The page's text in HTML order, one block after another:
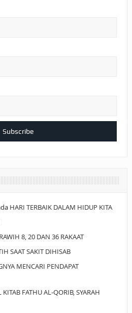
HARI TERBAIK DALAM HIDUP KITA
8, 20 DAN 36 RAKAAT
SAAT SAKIT DIHISAB
MENCARI PENDAPAT
FATHU AL-QORIB, SYARAH